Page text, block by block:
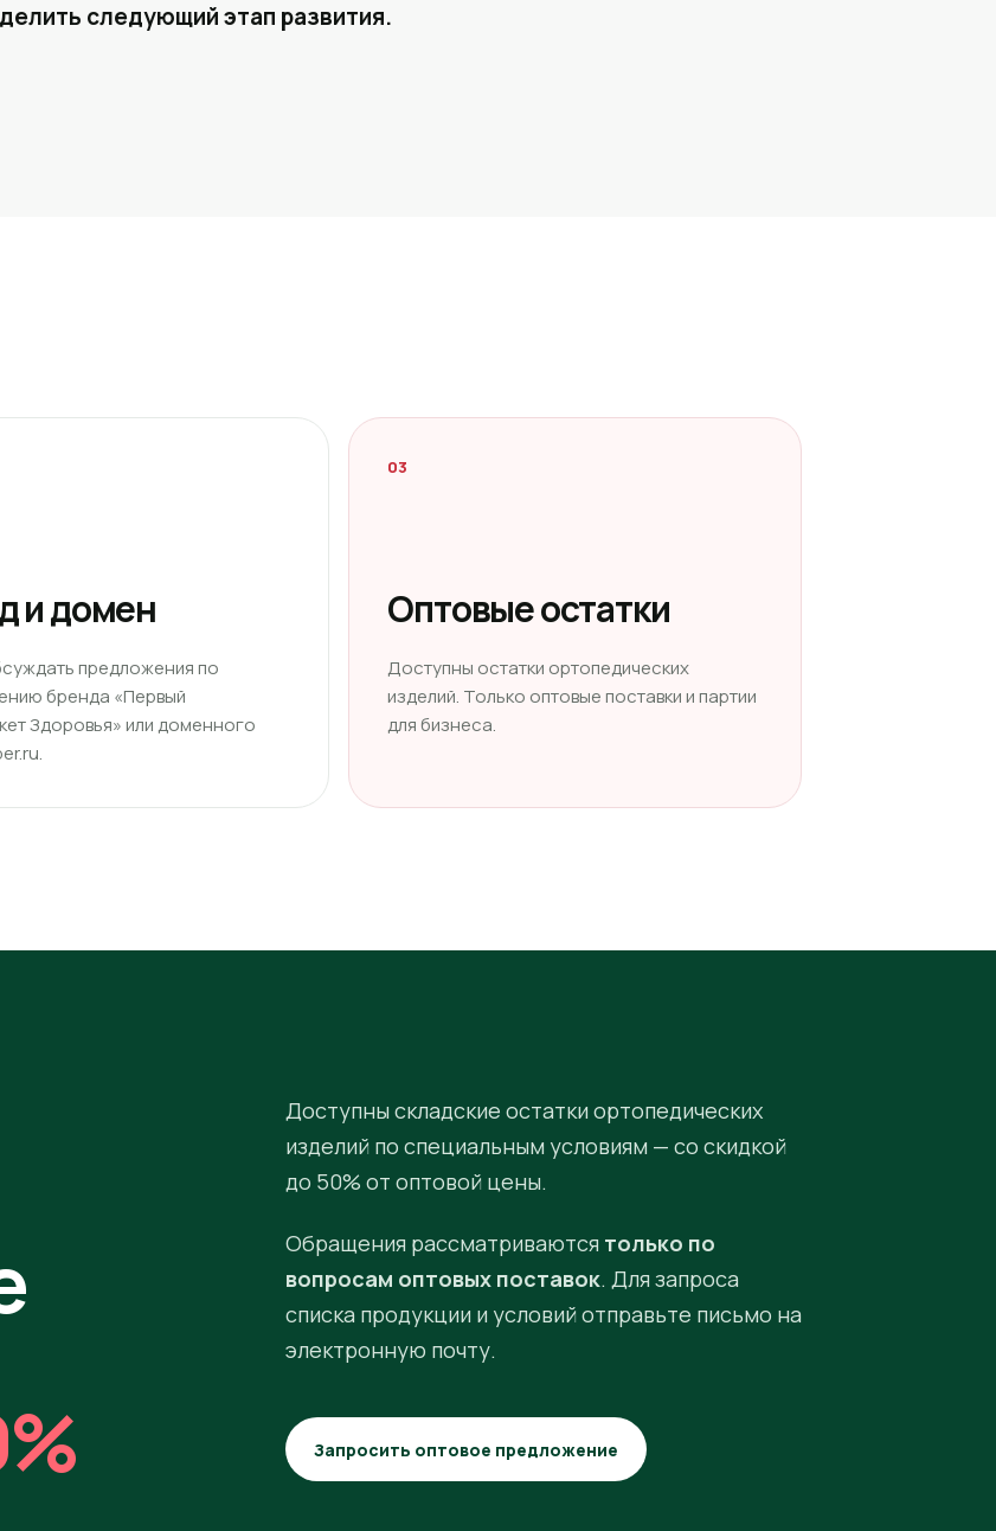
следующий этап развития.
и домен
предложения по
бренда «Первый
Здоровья» или доменного
03
Оптовые остатки
Доступны остатки ортопедических
изделий. Только оптовые поставки и партии
для бизнеса.
Доступны складские остатки ортопедических
изделий по специальным условиям — со скидкой
до 50% от оптовой цены.
Обращения рассматриваются только по
вопросам оптовых поставок. Для запроса
списка продукции и условий отправьте письмо на
электронную почту.
Запросить оптовое предложение